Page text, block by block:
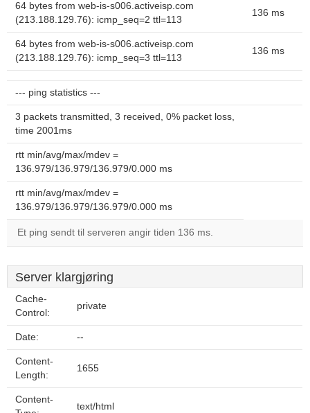
64 bytes from web-is-s006.activeisp.com
(213.188.129.76): icmp_seq=2 ttl=113
136 ms
64 bytes from web-is-s006.activeisp.com
(213.188.129.76): icmp_seq=3 ttl=113
136 ms
--- ping statistics ---
3 packets transmitted, 3 received, 0% packet loss,
time 2001ms
rtt min/avg/max/mdev =
136.979/136.979/136.979/0.000 ms
rtt min/avg/max/mdev =
136.979/136.979/136.979/0.000 ms
Et ping sendt til serveren angir tiden 136 ms.
Server klargjøring
Cache-
Control:
private
Date: --
Content-
Length:
1655
Content-
text/html